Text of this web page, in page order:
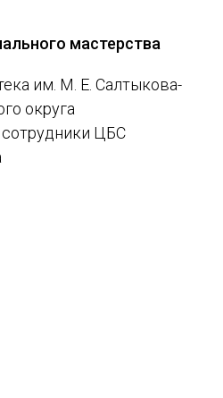
мастерства
им. М. Е. Салтыкова-
округа
сотрудники ЦБС